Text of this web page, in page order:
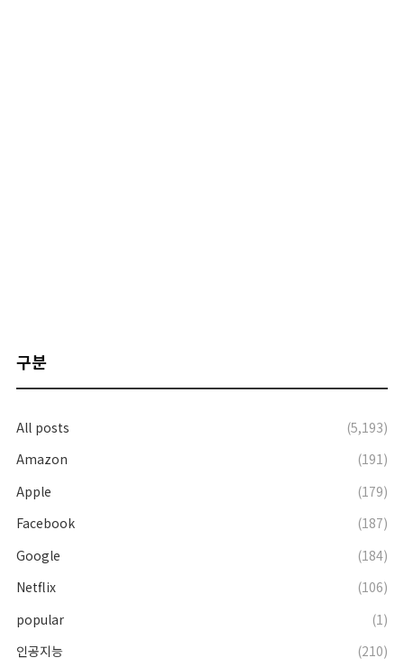
구분
All posts
(5,193)
Amazon
(191)
Apple
(179)
Facebook
(187)
Google
(184)
Netflix
(106)
popular
(1)
인공지능
(210)